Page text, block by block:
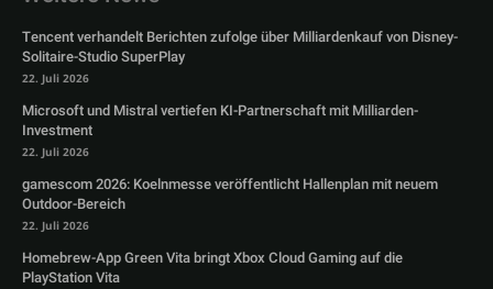
Tencent verhandelt Berichten zufolge über Milliardenkauf von Disney-
Solitaire-Studio SuperPlay
22. Juli 2026
Microsoft und Mistral vertiefen KI-Partnerschaft mit Milliarden-
Investment
22. Juli 2026
gamescom 2026: Koelnmesse veröffentlicht Hallenplan mit neuem
Outdoor-Bereich
22. Juli 2026
Homebrew-App Green Vita bringt Xbox Cloud Gaming auf die
PlayStation Vita